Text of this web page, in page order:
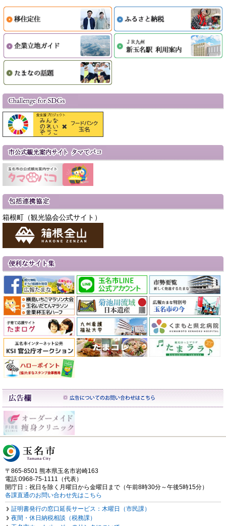
箱根町（観光協会公式サイト）
〒865-8501 熊本県玉名市岩崎163
電話:0968-75-1111（代表）
開庁日：祝日を除く月曜日から金曜日まで（午前8時30分～午後5時15分）
各課直通のお問い合わせ先はこちら
証明書発行の窓口延長サービス：木曜日（市民課）
夜間・休日納税相談（税務課）